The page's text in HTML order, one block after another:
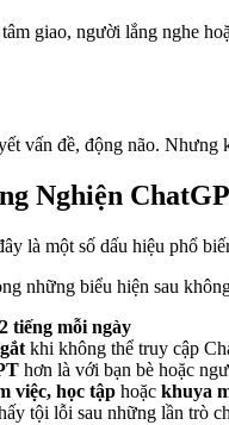
giao, người lắng nghe
vấn đề, động não. Nhưng
Nghiện
là một số dấu hiệu phổ
những biểu hiện sau
tiếng mỗi ngày
khi không thể truy cập
hơn là với bạn bè hoặc
việc, học tập hoặc khuya
tội lỗi sau những lần trò